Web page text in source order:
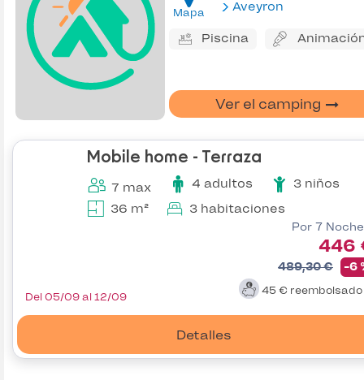
Mapa Aveyron
Piscina
Ver el camping
Mobile home - Terraza
7 max 4 adultos
3 niños
36 m²
3 habitaciones
Por 7
446
489,30 € -6
45 € reembolsado
Detalles
Del 05/09 al 12/09